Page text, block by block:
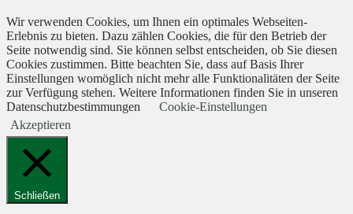
Wir verwenden Cookies, um Ihnen ein optimales Webseiten-
Erlebnis zu bieten. Dazu zählen Cookies, die für den Betrieb der
Seite notwendig sind. Sie können selbst entscheiden, ob Sie diesen
Cookies zustimmen. Bitte beachten Sie, dass auf Basis Ihrer
Einstellungen womöglich nicht mehr alle Funktionalitäten der Seite
zur Verfügung stehen. Weitere Informationen finden Sie in unseren
Datenschutzbestimmungen
Cookie-Einstellungen
Akzeptieren
Schließen